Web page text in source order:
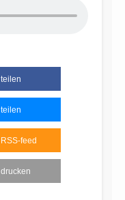
teilen
teilen
RSS-feed
drucken